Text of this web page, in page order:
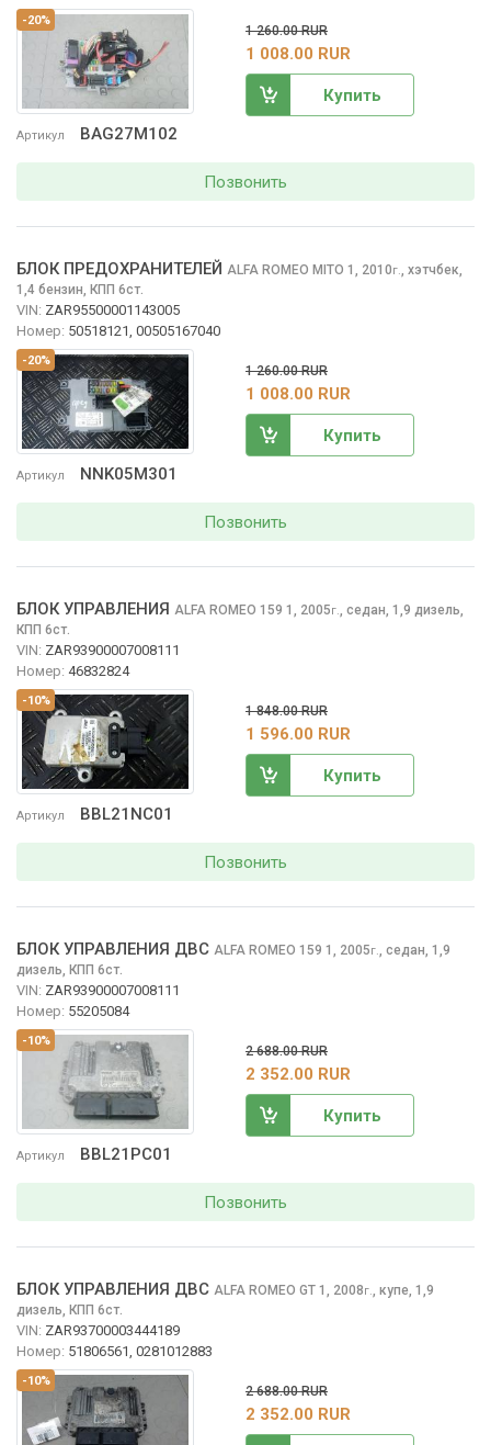
-20%
Артикул BAG27M102
1 260.00 RUR
1 008.00 RUR
Купить
Позвонить
-20%
Артикул NNK05M301
БЛОК ПРЕДОХРАНИТЕЛЕЙ ALFA ROMEO MITO 1, 2010г. хэтчбек,
1,4 бензин, КПП 6ст.
VIN: ZAR95500001143005
Номер: 50518121, 00505167040
1 260.00 RUR
1 008.00 RUR
Купить
Позвонить
-10%
Артикул BBL21NC01
БЛОК УПРАВЛЕНИЯ ALFA ROMEO 159 1, 2005г., седан, 1,9 дизель,
КПП 6ст.
VIN: ZAR93900007008111
Номер: 46832824
1 848.00 RUR
1 596.00 RUR
Купить
Позвонить
-10%
Артикул BBL21PC01
БЛОК УПРАВЛЕНИЯ ДВС ALFA ROMEO 159 1, 2005г., седан, 1,9
дизель, КПП 6ст.
VIN: ZAR93900007008111
Номер: 55205084
2 688.00 RUR
2 352.00 RUR
Купить
Позвонить
-10%
БЛОК УПРАВЛЕНИЯ ДВС ALFA ROMEO GT 1, 2008г., купе, 1,9
дизель, КПП 6ст.
VIN: ZAR93700003444189
Номер: 51806561, 0281012883
2 688.00 RUR
2 352.00 RUR